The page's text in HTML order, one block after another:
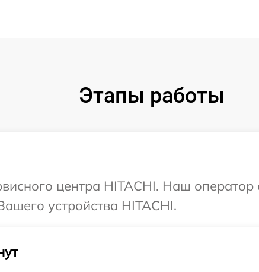
Этапы работы
центра HITACHI. Наш
устройства HITACHI.